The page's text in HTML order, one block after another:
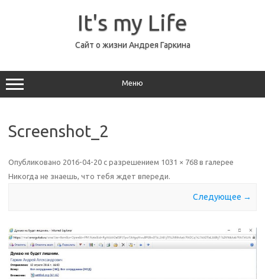
It's my Life
Сайт о жизни Андрея Гаркина
Меню
Screenshot_2
Опубликовано 2016-04-20 с разрешением 1031 × 768 в галерее
Никогда не знаешь, что тебя ждет впереди.
Следующее →